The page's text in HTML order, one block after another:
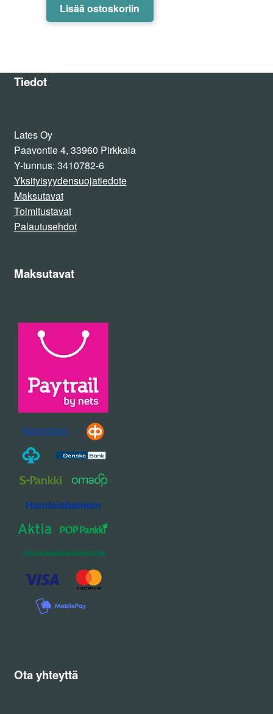
Lisää ostoskoriin
Tiedot
Lates Oy
Paavontie 4, 33960 Pirkkala
Y-tunnus: 3410782-6
Yksityisyydensuojatiedote
Maksutavat
Toimitustavat
Palautusehdot
Maksutavat
Ota yhteyttä